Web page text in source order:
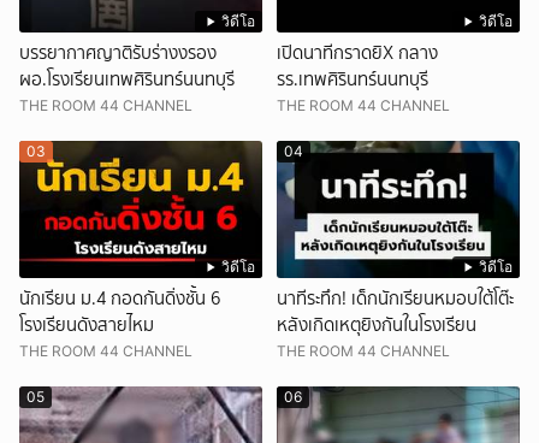
วิดีโอ
บรรยากาศญาติรับร่างงรอง
ผอ.โรงเรียนเทพศิรินทร์นนทบุรี
THE ROOM 44 CHANNEL
วิดีโอ
เปิดนาทีกราดยิX กลาง
รร.เทพศิรินทร์นนทบุรี
THE ROOM 44 CHANNEL
วิดีโอ
03
นักเรียน ม.4 กอดกันดิ่งชั้น 6
โรงเรียนดังสายไหม
THE ROOM 44 CHANNEL
วิดีโอ
04
นาทีระทึก! เด็กนักเรียนหมอบใต้โต๊ะ
หลังเกิดเหตุยิงกันในโรงเรียน
THE ROOM 44 CHANNEL
05 06